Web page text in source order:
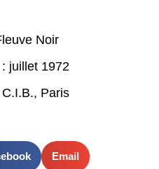
Noir
juillet 1972
Paris
Email